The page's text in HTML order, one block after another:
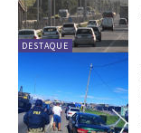
DESTAQUE